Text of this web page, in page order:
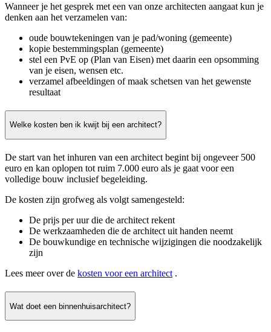
Wanneer je het gesprek met een van onze architecten aangaat kun je
denken aan het verzamelen van:
oude bouwtekeningen van je pad/woning (gemeente)
kopie bestemmingsplan (gemeente)
stel een PvE op (Plan van Eisen) met daarin een opsomming
van je eisen, wensen etc.
verzamel afbeeldingen of maak schetsen van het gewenste
resultaat
Welke kosten ben ik kwijt bij een architect?
De start van het inhuren van een architect begint bij ongeveer 500
euro en kan oplopen tot ruim 7.000 euro als je gaat voor een
volledige bouw inclusief begeleiding.
De kosten zijn grofweg als volgt samengesteld:
De prijs per uur die de architect rekent
De werkzaamheden die de architect uit handen neemt
De bouwkundige en technische wijzigingen die noodzakelijk
zijn
Lees meer over de kosten voor een architect .
Wat doet een binnenhuisarchitect?